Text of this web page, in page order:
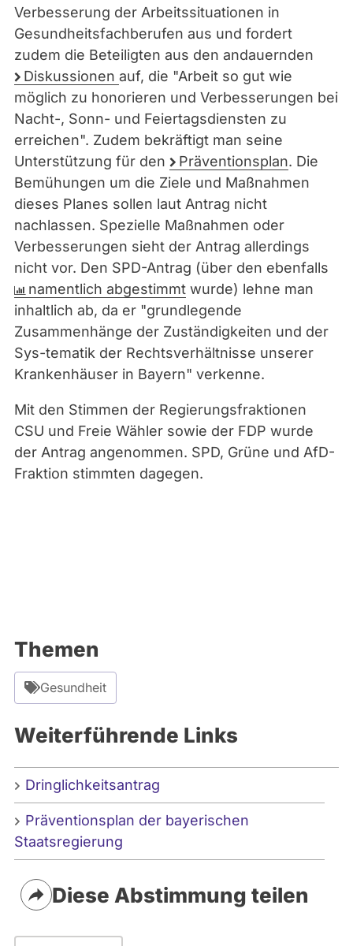
Verbesserung der Arbeitssituationen in
Gesundheitsfachberufen aus und fordert
zudem die Beteiligten aus den andauernden
Diskussionen auf, die "Arbeit so gut wie
möglich zu honorieren und Verbesserungen bei
Nacht-, Sonn- und Feiertagsdiensten zu
erreichen". Zudem bekräftigt man seine
Unterstützung für den
Präventionsplan. Die
Bemühungen um die Ziele und Maßnahmen
dieses Planes sollen laut Antrag nicht
nachlassen. Spezielle Maßnahmen oder
Verbesserungen sieht der Antrag allerdings
nicht vor. Den SPD-Antrag (über den ebenfalls
namentlich abgestimmt wurde) lehne man
inhaltlich ab, da er "grundlegende
Zusammenhänge der Zuständigkeiten und der
Sys-tematik der Rechtsverhältnisse unserer
Krankenhäuser in Bayern" verkenne.
Mit den Stimmen der Regierungsfraktionen
CSU und Freie Wähler sowie der FDP wurde
der Antrag angenommen. SPD, Grüne und AfD-
Fraktion stimmten dagegen.
Themen
Gesundheit
Weiterführende Links
Dringlichkeitsantrag
Präventionsplan der bayerischen
Staatsregierung
Diese Abstimmung teilen